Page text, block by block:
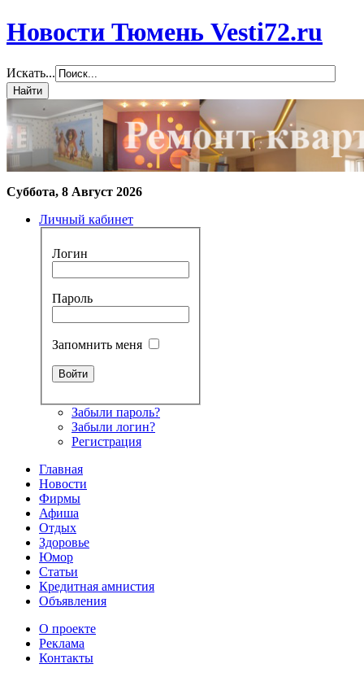
Новости Тюмень Vesti72.ru
Искать...
Суббота, 8 Август 2026
Личный кабинет
Логин
Пароль
Запомнить меня
Забыли пароль?
Забыли логин?
Регистрация
Главная
Новости
Фирмы
Афиша
Отдых
Здоровье
Юмор
Статьи
Кредитная амнистия
Объявления
О проекте
Реклама
Контакты